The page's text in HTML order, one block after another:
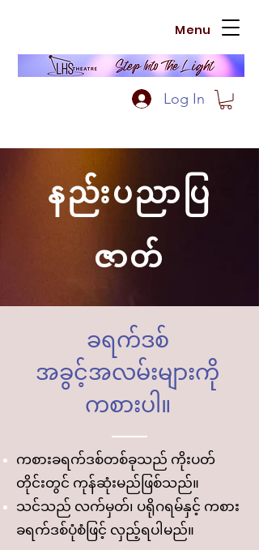
Menu
Log In
နည်းပညာပြ
ဇာတ်
ခရက်ဒစ်
အခွင့်အလမ်းများကို
ကစားပါ။
ကစားခရက်ဒစ်တစ်ခုသည် ကိုးပတ်
တိုင်းတွင် ကုန်ဆုံးမည်ဖြစ်သည်။
သင်သည် လက်မှတ်၊ ပရိုဂရမ်နှင့် ကစား
ခရက်ဒစ်ပုံစံဖြင့် လှည့်ရပါမည်။